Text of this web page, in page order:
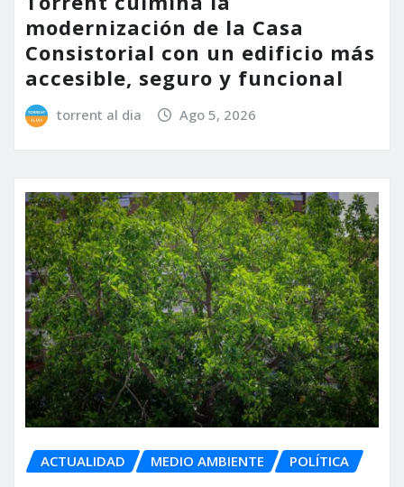
modernización de la Casa
Consistorial con un edificio más
accesible, seguro y funcional
torrent al dia Ago 5, 2026
ACTUALIDAD MEDIO AMBIENTE POLÍTICA